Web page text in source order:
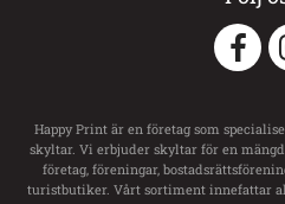
Happy Print är en företag som
skyltar. Vi erbjuder skyltar för en
företag, föreningar,
turistbutiker. Vårt sortiment innefattar